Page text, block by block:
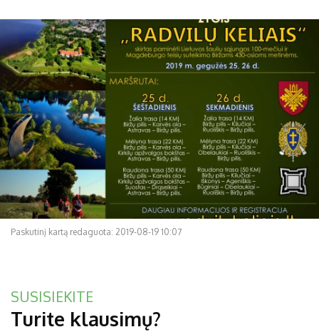
Biržai XX a.
1
3
4 5 6 7 8
9
10
12 14
16
17
18 19 20 21
23
24
25 26 27 28 29
30
31
Paskutinį kartą redaguota: 2019-08-19 10:07
SUSISIEKITE
Turite klausimų?